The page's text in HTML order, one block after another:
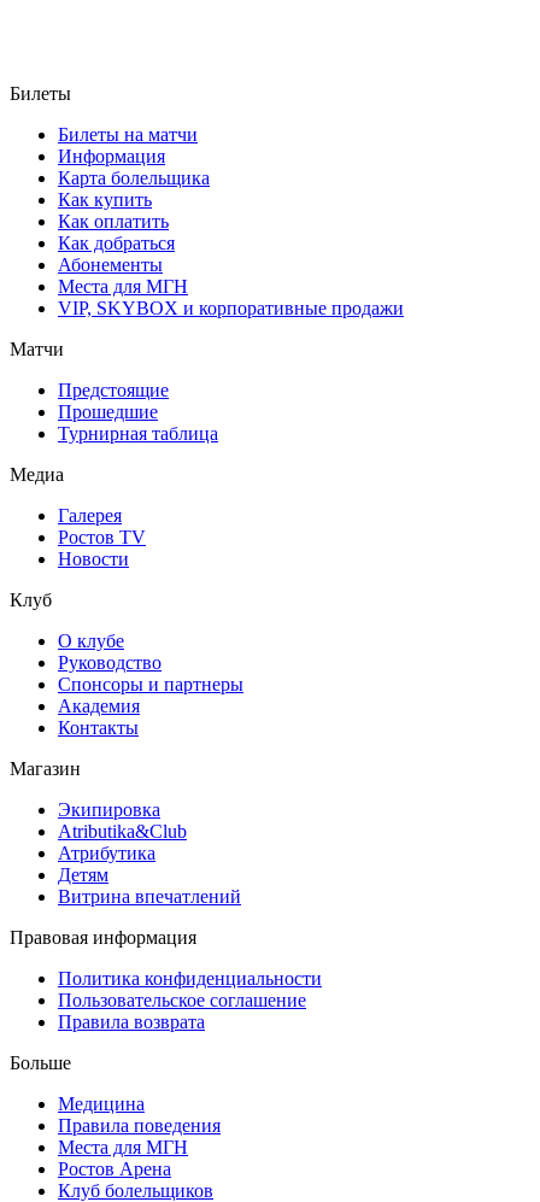
Билеты
Билеты на матчи
Информация
Карта болельщика
Как купить
Как оплатить
Как добраться
Абонементы
Места для МГН
VIP, SKYBOX и корпоративные продажи
Матчи
Предстоящие
Прошедшие
Турнирная таблица
Медиа
Галерея
Ростов TV
Новости
Клуб
О клубе
Руководство
Спонсоры и партнеры
Академия
Контакты
Магазин
Экипировка
Atributika&Club
Атрибутика
Детям
Витрина впечатлений
Правовая информация
Политика конфиденциальности
Пользовательское соглашение
Правила возврата
Больше
Медицина
Правила поведения
Места для МГН
Ростов Арена
Клуб болельщиков